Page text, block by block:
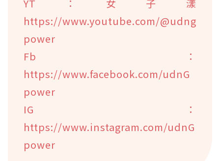
YT：女子漾
https://www.youtube.com/@udng
power
Fb：
https://www.facebook.com/udnG
power
IG：
https://www.instagram.com/udnG
power